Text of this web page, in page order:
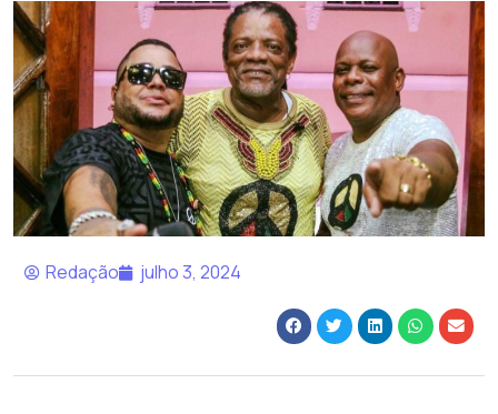
Redação julho 3, 2024